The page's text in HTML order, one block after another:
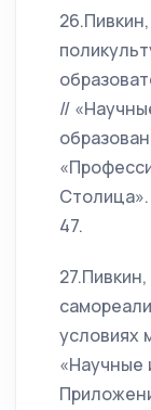
//
47.
условиях
«Научные